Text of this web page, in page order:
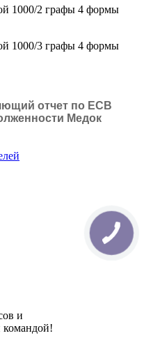
1000/2 графы 4 формы
1000/3 графы 4 формы
отчет по ЕСВ
Медок
и
командой!